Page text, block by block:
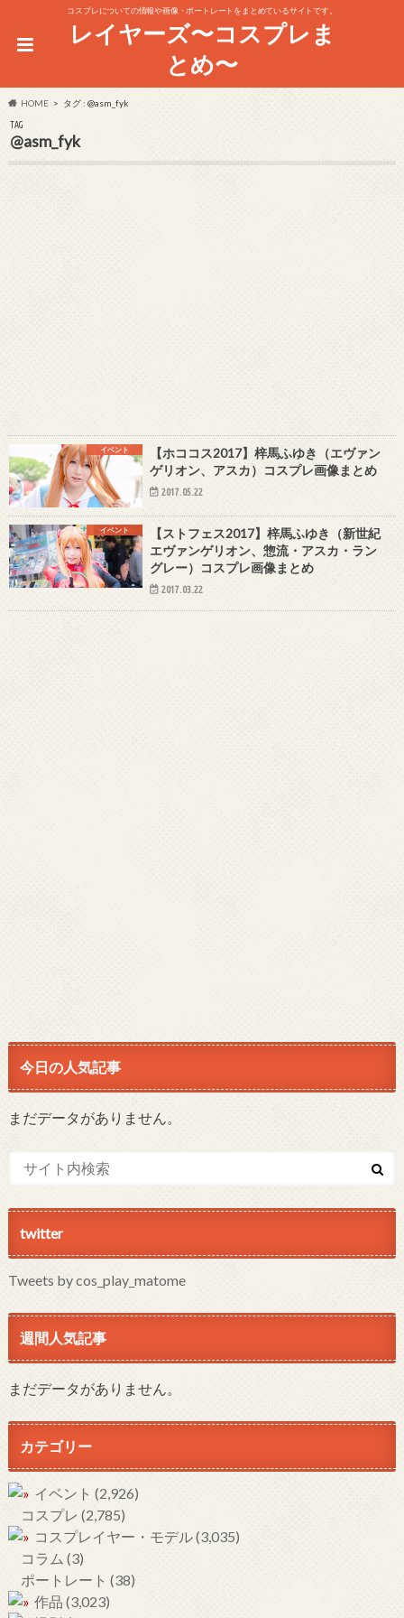
コスプレについての情報や画像・ポートレートをまとめているサイトです。
レイヤーズ〜コスプレま
とめ〜
HOME タグ : @asm_fyk
TAG
@asm_fyk
イベント
【ホココス2017】梓馬ふゆき（エヴァン
ゲリオン、アスカ）コスプレ画像まとめ
2017.05.22
イベント
【ストフェス2017】梓馬ふゆき（新世紀
エヴァンゲリオン、惣流・アスカ・ラン
グレー）コスプレ画像まとめ
2017.03.22
今日の人気記事
まだデータがありません。
twitter
Tweets by cos_play_matome
週間人気記事
まだデータがありません。
カテゴリー
イベント (2,926)
コスプレ (2,785)
コスプレイヤー・モデル(3,035)
コラム (3)
ポートレート (38)
作品 (3,023)